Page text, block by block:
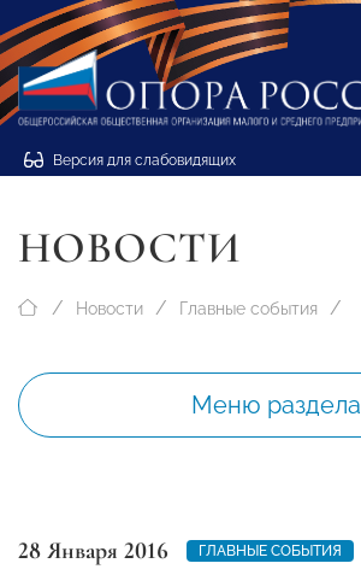
Версия для слабовидящих
НОВОСТИ
Новости Главные события
Меню раздела
28 Января 2016 ГЛАВНЫЕ СОБЫТИЯ